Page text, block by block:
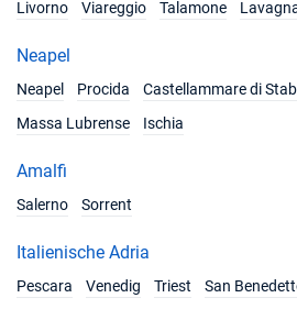
Livorno Viareggio Talamone
Neapel
Neapel
Procida Castellammare di
Massa Lubrense
Ischia
Amalfi
Salerno
Sorrent
Italienische Adria
Pescara
Venedig Triest
San